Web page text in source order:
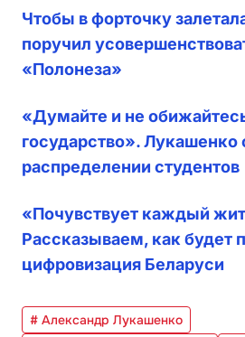
Чтобы в форточку
поручил
«Полонеза»
«Думайте и не
государство». Лукашенко
распределении студентов
«Почувствует каждый
Рассказываем, как будет
цифровизация Беларуси
# Александр Лукашенко